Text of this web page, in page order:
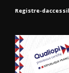
Registre-